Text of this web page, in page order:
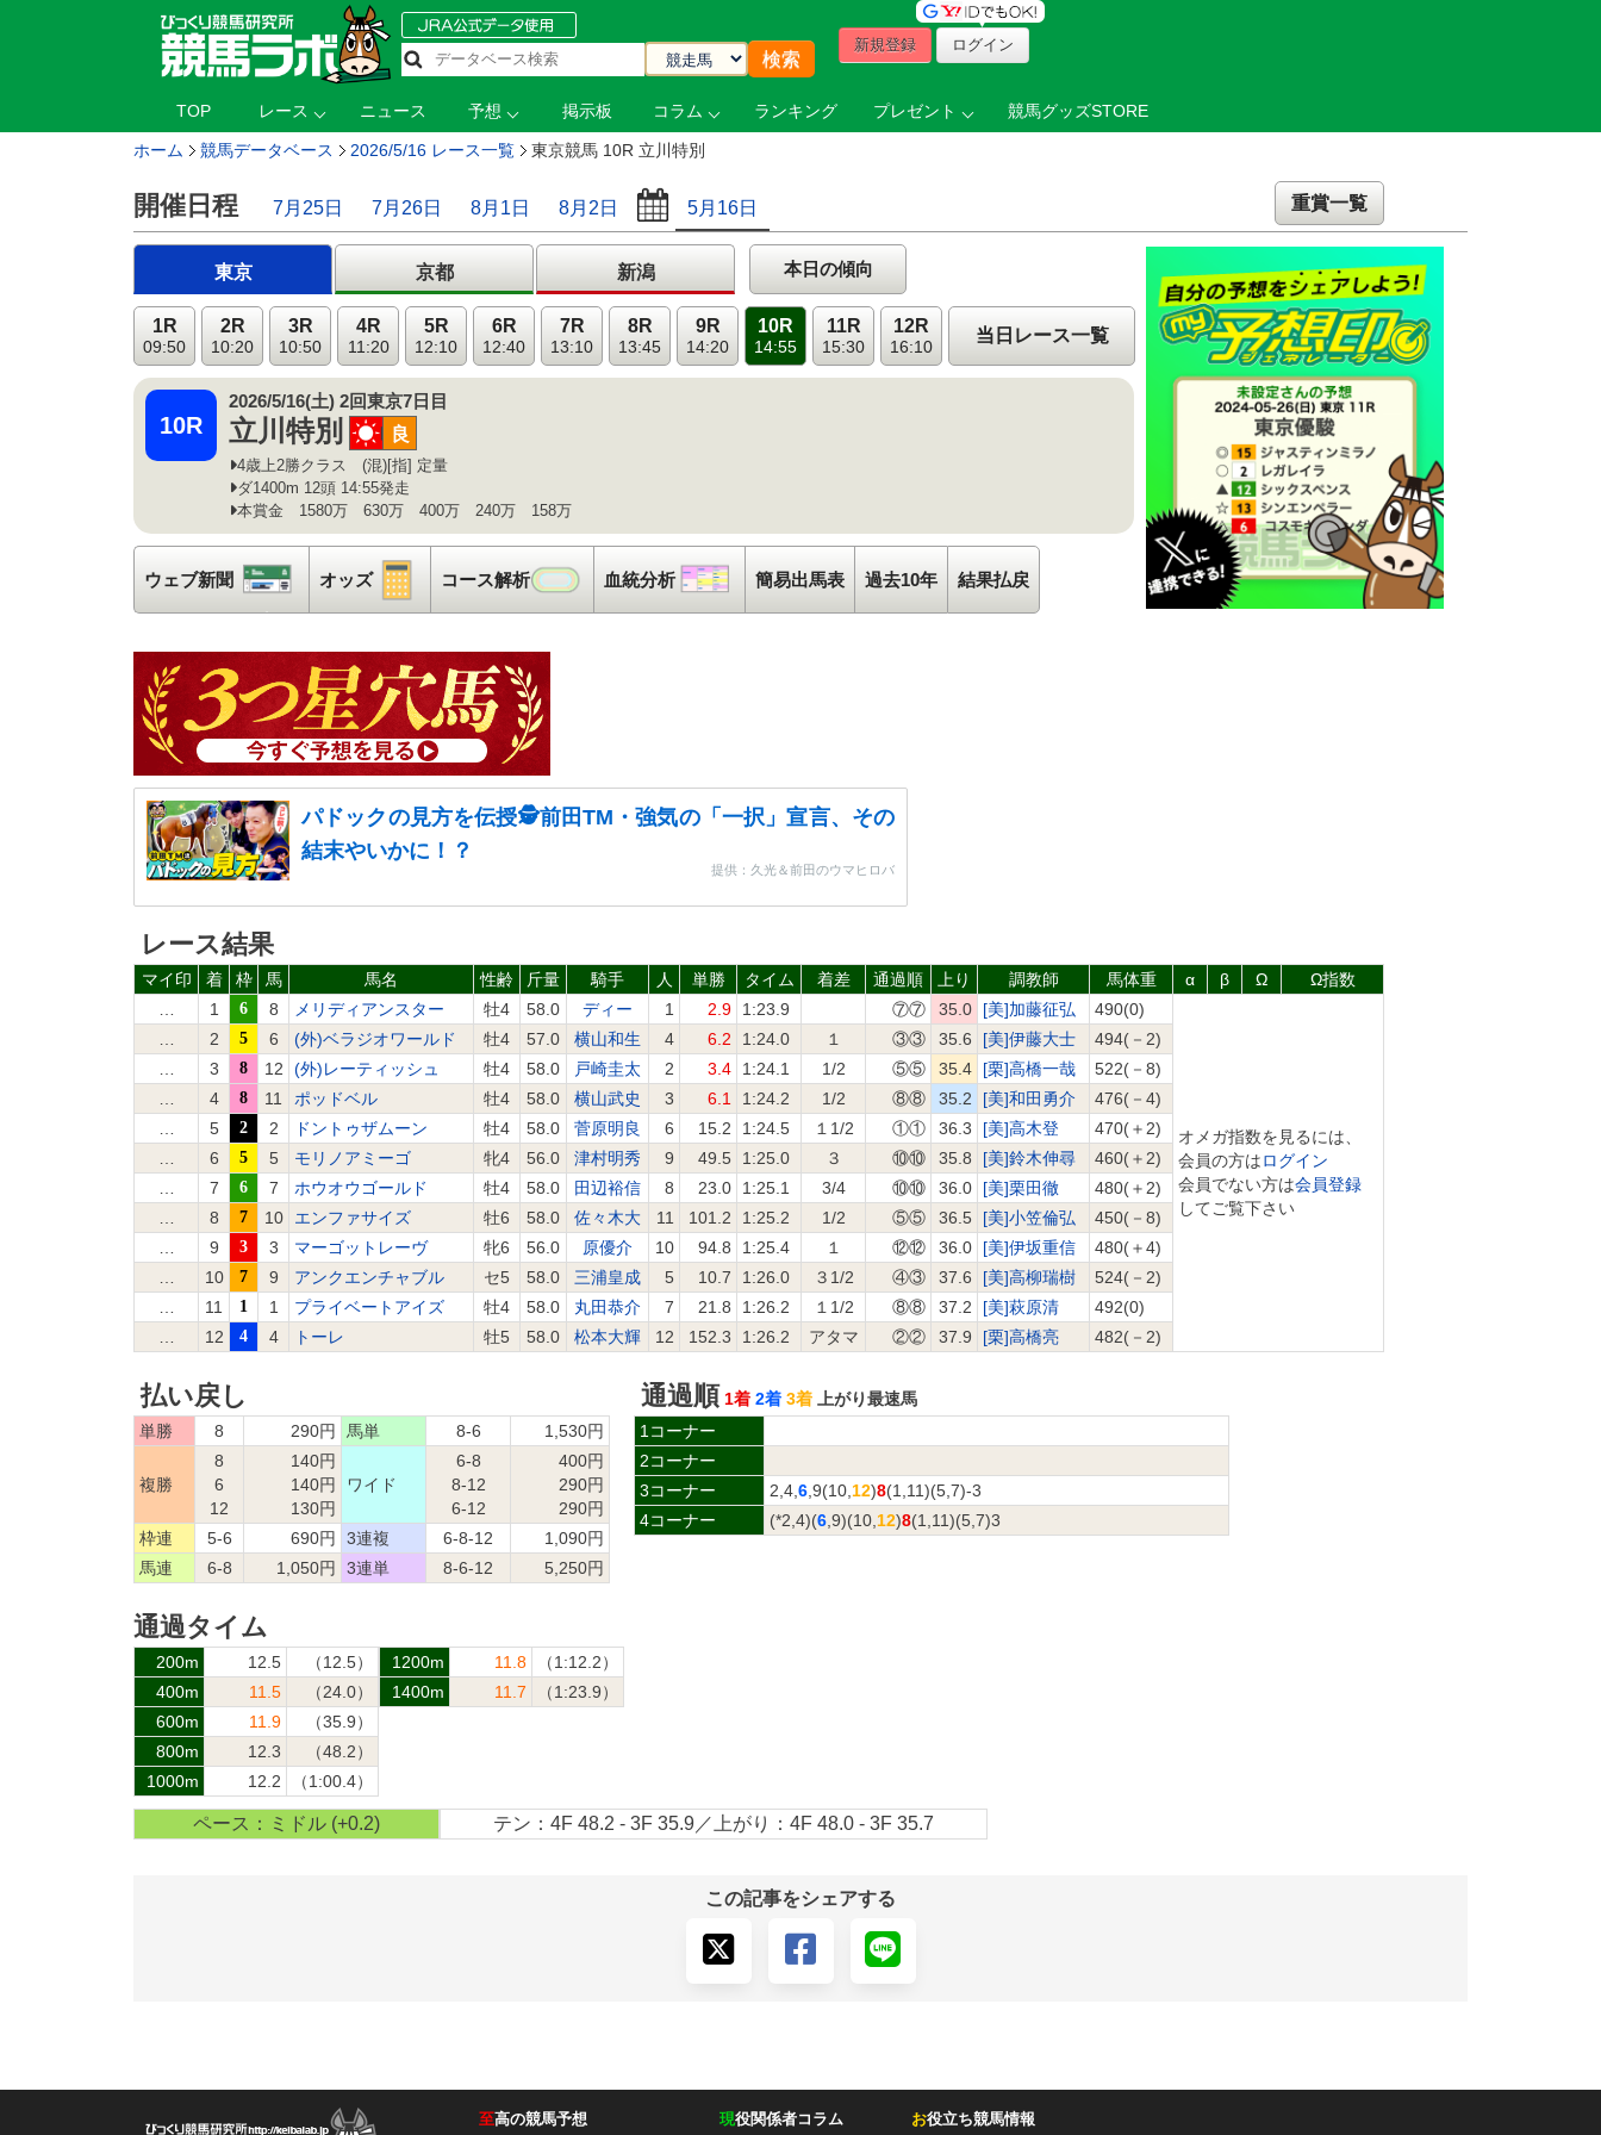
新規登録 ログイン
TOP レース ニュース 予想 掲示板 コラム ランキング プレゼント 競馬グッズSTORE
ホーム 競馬データベース 2026/5/16 レース一覧 東京競馬 10R 立川特別
開催日程 7月25日 7月26日 8月1日 8月2日 5月16日 重賞一覧
東京 京都 新潟 本日の傾向
1R
09:50
2R
10:20
3R
10:50
4R
11:20
5R
12:10
6R
12:40
7R
13:10
8R
13:45
9R
14:20
10R
14:55
11R
15:30
12R
16:10
当日レース一覧
10R
2026/5/16(土) 2回東京7日目
立川特別 晴良
4歳上2勝クラス (混)[指] 定量
ダ1400m 12頭 14:55発走
本賞金 1580万 630万 400万 240万 158万
ウェブ新聞 ウェブ新聞
オッズ オッズ
コース解析 コース解析
血統分析 血統分析
簡易出馬表 過去10年 結果払戻
パドックの見方を伝授🕵前田TM・強気の「一択」宣言、その
結末やいかに！？
提供：久光＆前田のウマヒロバ
レース結果
マイ印 着 枠 馬 馬名 性齢 斤量 騎手 人 単勝 タイム 着差 通過順 上り 調教師 馬体重 α β Ω
Ω指数
1 6 8 メリディアンスター 牡4 58.0 ディー 1 2.9 1:23.9 ⑦⑦ 35.0 [美]加藤征弘 490(0)
オメガ指数を見るには、
会員の方はログイン
会員でない方は会員登録
してご覧下さい
2 5 6 (外)ベラジオワールド 牡4 57.0 横山和生 4 6.2 1:24.0 １ ③③ 35.6 [美]伊藤大士
494(－2)
3 8 12 (外)レーティッシュ 牡4 58.0 戸崎圭太 2 3.4 1:24.1 1/2 ⑤⑤ 35.4 [栗]高橋一哉
522(－8)
4 8 11 ポッドベル 牡4 58.0 横山武史 3 6.1 1:24.2 1/2 ⑧⑧ 35.2 [美]和田勇介
476(－4)
5 2 2 ドントゥザムーン 牡4 58.0 菅原明良 6 15.2 1:24.5 １1/2 ①① 36.3 [美]高木登
470(＋2)
6 5 5 モリノアミーゴ 牝4 56.0 津村明秀 9 49.5 1:25.0 ３ ⑩⑩ 35.8 [美]鈴木伸尋
460(＋2)
7 6 7 ホウオウゴールド 牡4 58.0 田辺裕信 8 23.0 1:25.1 3/4 ⑩⑩ 36.0 [美]栗田徹
480(＋2)
8 7 10 エンファサイズ 牡6 58.0 佐々木大 11 101.2 1:25.2 1/2 ⑤⑤ 36.5 [美]小笠倫弘
450(－8)
9 3 3 マーゴットレーヴ 牝6 56.0 原優介 10 94.8 1:25.4 １ ⑫⑫ 36.0 [美]伊坂重信
480(＋4)
10 7 9 アンクエンチャブル セ5 58.0 三浦皇成 5 10.7 1:26.0 ３1/2 ④③ 37.6 [美]高柳瑞樹
524(－2)
11 1 1 プライベートアイズ 牡4 58.0 丸田恭介 7 21.8 1:26.2 １1/2 ⑧⑧ 37.2 [美]萩原清
492(0)
12 4 4 トーレ 牡5 58.0 松本大輝 12 152.3 1:26.2 アタマ ②② 37.9 [栗]高橋亮 482(－2)
払い戻し
単勝 8 290円 馬単 8-6 1,530円
複勝
8
6
12
140円
140円
130円
ワイド
6-8
8-12
6-12
400円
290円
290円
枠連
5-6 690円 3連複 6-8-12
1,090円
馬連
6-8 1,050円 3連単 8-6-12 5,250円
通過順 1着 2着 3着
上がり最速馬
1コーナー
2コーナー
3コーナー
2,4, 6 ,9(10, 12)8(1,11)(5,7)-3
4コーナー
(*2,4)(6 ,9)(10, 12)8(1,11)(5,7)3
通過タイム
200m 12.5
（12.5）
400m
11.5
（24.0）
600m
11.9
（35.9）
800m
12.3
（48.2）
1000m
12.2 （1:00.4）
1200m 11.8
（1:12.2）
1400m
11.7 （1:23.9）
ペース：ミドル (+0.2) テン：4F 48.2 - 3F 35.9／上がり：4F 48.0 - 3F 35.7
この記事をシェアする
至高の競馬予想 現役関係者コラム お役立ち競馬情報